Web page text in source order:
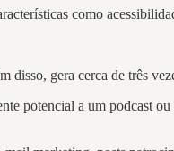
como
gera cerca de três
potencial a um podcast